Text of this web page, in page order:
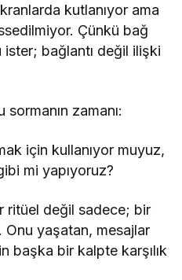
kutlanıyor ama
Çünkü bağ
bağlantı değil ilişki
zamanı:
için kullanıyor muyuz,
mi yapıyoruz?
ritüel değil sadece; bir
yaşatan, mesajlar
başka bir kalpte karşılık